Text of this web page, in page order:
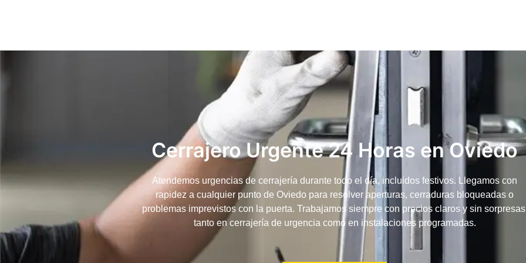
Cerrajero Urgente 24 Horas en Oviedo
Atendemos urgencias de cerrajería durante todo el día, incluidos festivos. Llegamos con
rapidez a cualquier punto de Oviedo para resolver aperturas, cerraduras bloqueadas o
problemas imprevistos con la puerta. Trabajamos siempre con precios claros y sin
tanto en cerrajería de urgencia como en instalaciones programadas.